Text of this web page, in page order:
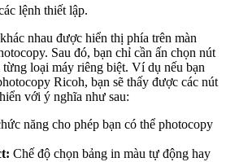
lệnh thiết lập.
nhau được hiển thị phía trên màn
Sau đó, bạn chỉ cần ấn chọn nút
loại máy riêng biệt. Ví dụ nếu bạn
Ricoh, bạn sẽ thấy được các nút
với ý nghĩa như sau:
năng cho phép bạn có thể photocopy
Chế độ chọn bảng in màu tự động hay